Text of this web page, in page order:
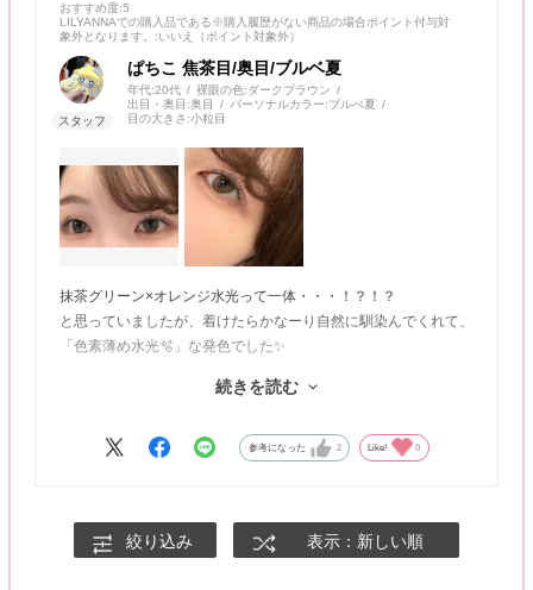
おすすめ度:5
LILYANNAでの購入品である※購入履歴がない商品の場合ポイント付与対
象外となります。
:いいえ（ポイント対象外）
ぱちこ 焦茶目/奥目/ブルベ夏
年代:20代 裸眼の色:ダークブラウン
出目・奥目:奥目 パーソナルカラー:ブルべ夏
目の大きさ:小粒目
抹茶グリーン×オレンジ水光って一体・・・！？！？
と思っていましたが、着けたらかなーり自然に馴染んでくれて、
「色素薄め水光🫧」な発色でした✨
水光ハイライトもかなり自然なので、レンズが回っても気になり
続きを読む
参考になった 2 Like! 0
絞り込み 表示：新しい順